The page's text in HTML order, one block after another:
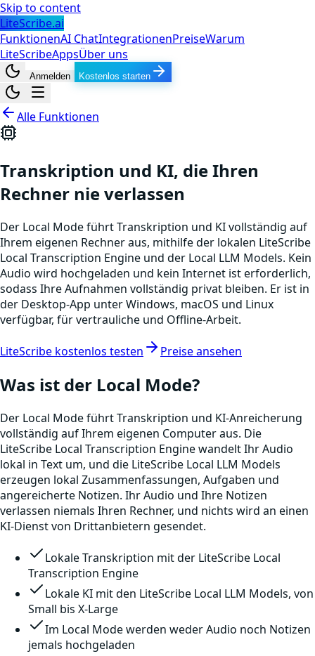
Skip to content
LiteScribe.ai
FunktionenAI ChatIntegrationenPreiseWarum
LiteScribeAppsÜber uns
Anmelden Kostenlos starten
Alle Funktionen
Transkription und KI, die Ihren
Rechner nie verlassen
Der Local Mode führt Transkription und KI vollständig auf
Ihrem eigenen Rechner aus, mithilfe der lokalen LiteScribe
Local Transcription Engine und der Local LLM Models. Kein
Audio wird hochgeladen und kein Internet ist erforderlich,
sodass Ihre Aufnahmen vollständig privat bleiben. Er ist in
der Desktop-App unter Windows, macOS und Linux
verfügbar, für vertrauliche und Offline-Arbeit.
LiteScribe kostenlos testen Preise ansehen
Was ist der Local Mode?
Der Local Mode führt Transkription und KI-Anreicherung
vollständig auf Ihrem eigenen Computer aus. Die
LiteScribe Local Transcription Engine wandelt Ihr Audio
lokal in Text um, und die LiteScribe Local LLM Models
erzeugen lokal Zusammenfassungen, Aufgaben und
angereicherte Notizen. Ihr Audio und Ihre Notizen
verlassen niemals Ihren Rechner, und nichts wird an einen
KI-Dienst von Drittanbietern gesendet.
Lokale Transkription mit der LiteScribe Local
Transcription Engine
Lokale KI mit den LiteScribe Local LLM Models, von
Small bis X-Large
Im Local Mode werden weder Audio noch Notizen
jemals hochgeladen